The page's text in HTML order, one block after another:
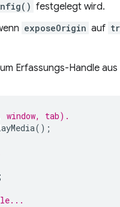
festgelegt wird.
exposeOrigin auf
Erfassungs-Handle
tab).
();